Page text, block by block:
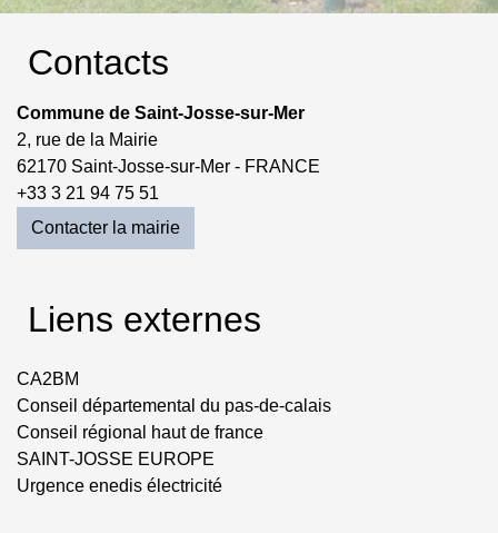
Contacts
Commune de Saint-Josse-sur-Mer
2, rue de la Mairie
62170 Saint-Josse-sur-Mer - FRANCE
+33 3 21 94 75 51
Contacter la mairie
Liens externes
CA2BM
Conseil départemental du pas-de-calais
Conseil régional haut de france
SAINT-JOSSE EUROPE
Urgence enedis électricité